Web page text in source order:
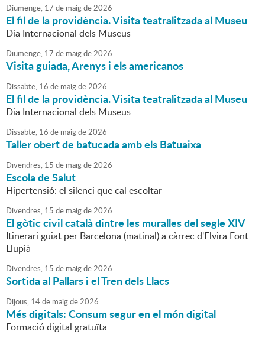
Diumenge, 17 de maigde2026
El fil de la providència. Visita teatralitzada al Museu
Dia Internacional dels Museus
Diumenge, 17 de maigde2026
Visita guiada, Arenys i els americanos
Dissabte, 16 de maigde2026
El fil de la providència. Visita teatralitzada al Museu
Dia Internacional dels Museus
Dissabte, 16 de maigde2026
Taller obert de batucada amb els Batuaixa
Divendres, 15 de maigde2026
Escola de Salut
Hipertensió: el silenci que cal escoltar
Divendres, 15 de maigde2026
El gòtic civil català dintre les muralles del segle XIV
Itinerari guiat per Barcelona (matinal) a càrrec d'Elvira Font
Llupià
Divendres, 15 de maigde2026
Sortida al Pallars i el Tren dels Llacs
Dijous, 14de maigde2026
Més digitals: Consum segur en el món digital
Formació digital gratuïta